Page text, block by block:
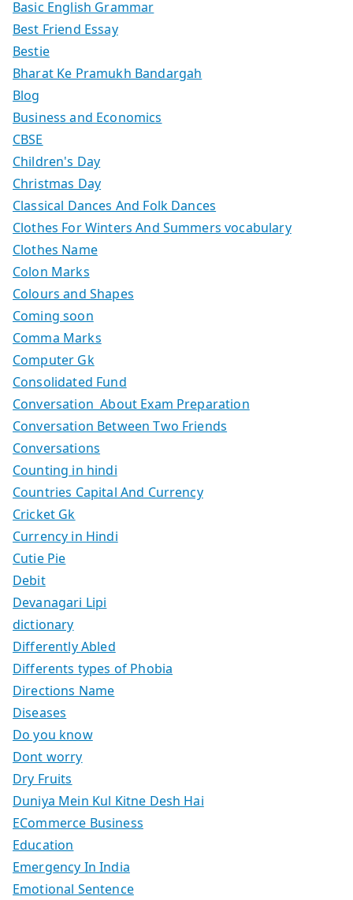
Basic English Grammar
Best Friend Essay
Bestie
Bharat Ke Pramukh Bandargah
Blog
Business and Economics
CBSE
Children's Day
Christmas Day
Classical Dances And Folk Dances
Clothes For Winters And Summers vocabulary
Clothes Name
Colon Marks
Colours and Shapes
Coming soon
Comma Marks
Computer Gk
Consolidated Fund
Conversation About Exam Preparation
Conversation Between Two Friends
Conversations
Counting in hindi
Countries Capital And Currency
Cricket Gk
Currency in Hindi
Cutie Pie
Debit
Devanagari Lipi
dictionary
Differently Abled
Differents types of Phobia
Directions Name
Diseases
Do you know
Dont worry
Dry Fruits
Duniya Mein Kul Kitne Desh Hai
ECommerce Business
Education
Emergency In India
Emotional Sentence